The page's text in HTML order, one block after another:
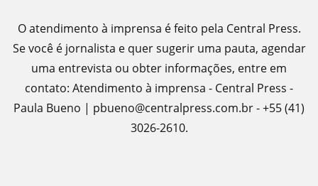
O atendimento à imprensa é feito pela Central Press.
Se você é jornalista e quer sugerir uma pauta, agendar
uma entrevista ou obter informações, entre em
contato: Atendimento à imprensa - Central Press -
Paula Bueno | pbueno@centralpress.com.br - +55 (41)
3026-2610.